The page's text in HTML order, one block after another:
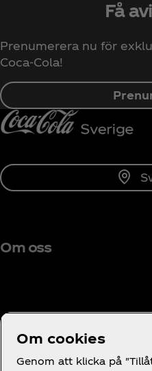
Få
Prenumerera nu för
Coca‑Cola!
Om oss
Behöver du hjälp?
Om cookies
Genom att klicka på